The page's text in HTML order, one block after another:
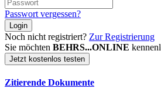
Passwort vergessen?
Login
Noch nicht registriert? Zur Registrierung
Sie möchten BEHRS...ONLINE
Jetzt kostenlos testen
Zitierende Dokumente